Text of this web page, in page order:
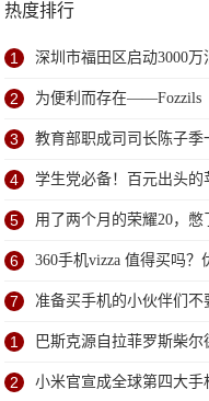
热度排行
1 深圳市福田区启动3000
2 为便利而存在——Fozzils
3 教育部职成司司长陈子
研
4 学生党必备！百元出头的
5 用了两个月的荣耀20，
6 360手机vizza 值得买吗？
7 准备买手机的小伙伴们
机吧
1 巴斯克源自拉菲罗斯柴
2 小米官宣成全球第四大